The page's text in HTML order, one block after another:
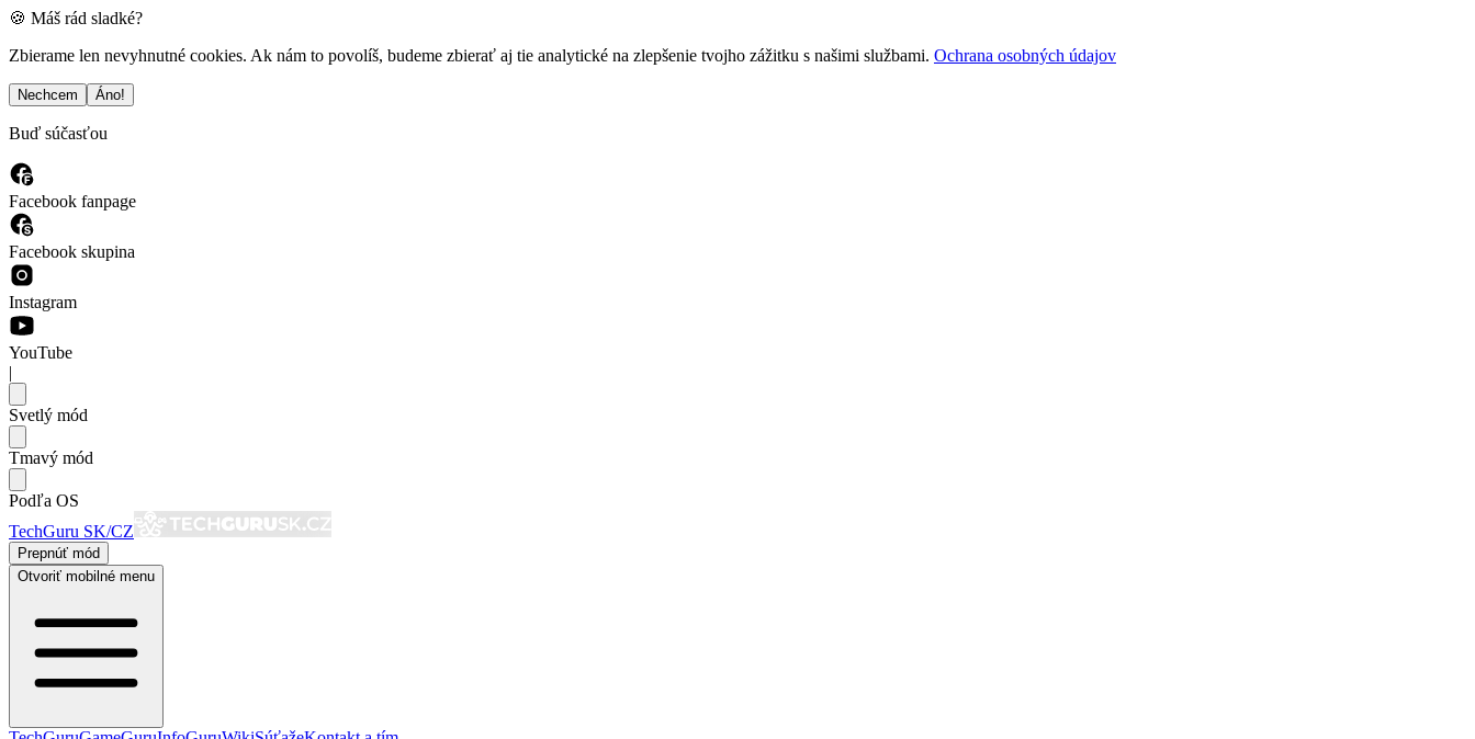
🍪 Máš rád sladké?
Zbierame len nevyhnutné cookies. Ak nám to povolíš, budeme zbierať aj tie analytické na zlepšenie tvojho zážitku s našimi službami. Ochrana osobných údajov
Nechcem Áno!
Buď súčasťou
Facebook fanpage
Facebook skupina
Instagram
YouTube
|
Svetlý mód
Tmavý mód
Podľa OS
TechGuru SK/CZ
Prepnúť mód
Otvoriť mobilné menu